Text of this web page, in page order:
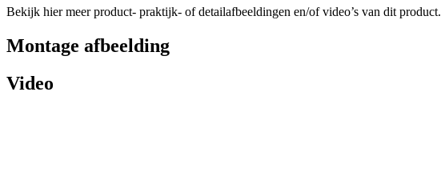
Bekijk hier meer product- praktijk- of detailafbeeldingen en/of video’s van dit product.
Montage afbeelding
Video